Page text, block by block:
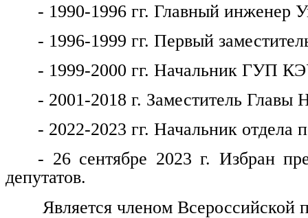
- 1990-1996 гг. Главный
- 1996-1999 гг. Первый
- 1999-2000 гг. Начальник ГУП
- 2001-2018 г. Заместитель Главы
- 2022-2023 гг. Начальник
- 26 сентябре 2023 г. Избран
депутатов.
Является членом Всероссийской